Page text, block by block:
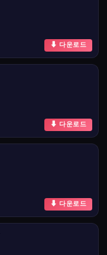
⬇ 다운로드
⬇ 다운로드
⬇ 다운로드